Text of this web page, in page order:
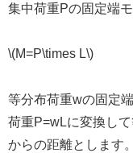
集中荷重Pの固定端
\(M=P\times L\)
等分布荷重wの固定
荷重P=wLに変換し
からの距離とします